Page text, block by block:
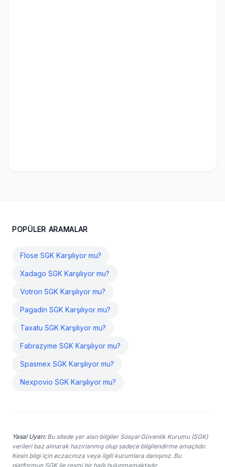
POPÜLER ARAMALAR
Flose SGK Karşılıyor mu?
Xadago SGK Karşılıyor mu?
Votron SGK Karşılıyor mu?
Pagadin SGK Karşılıyor mu?
Taxatu SGK Karşılıyor mu?
Fabrazyme SGK Karşılıyor mu?
Spasmex SGK Karşılıyor mu?
Nexpovio SGK Karşılıyor mu?
Yasal Uyarı:Bu sitede yer alan bilgiler Sosyal Güvenlik Kurumu (SGK)
verileri baz alınarak hazırlanmış olup sadece bilgilendirme amaçlıdır.
Kesin bilgi için eczacınıza veya ilgili kurumlara danışınız. Bu
platformun SGK ile resmi bir bağı bulunmamaktadır.